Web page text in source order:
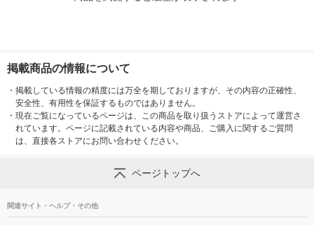
掲載商品の情報について
・ 掲載している情報の精度には万全を期しておりますが、その内容の正確性、
安全性、有用性を保証するものではありません。
・ 現在ご覧になっているページは、この商品を取り扱うストアによって運営さ
れています。ページに記載されている内容や商品、ご購入に関するご質問
は、直接各ストアにお問い合わせください。
ページトップへ
関連サイト・ヘルプ・その他